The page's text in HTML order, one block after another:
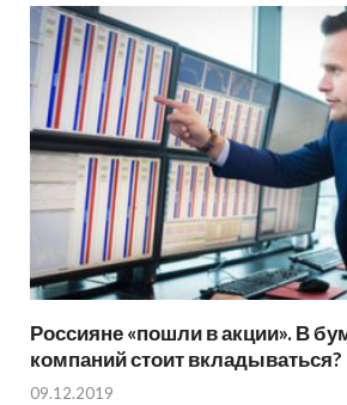
Россияне «пошли в акции». В
компаний стоит вкладываться?
09.12.2019